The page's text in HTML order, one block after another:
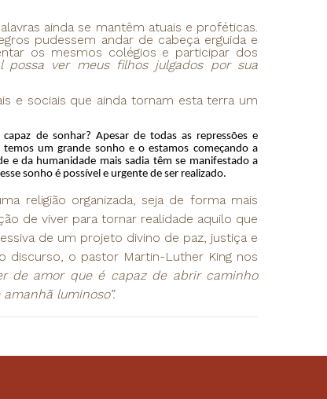
ainda se mantêm atuais e proféticas.
pudessem andar de cabeça erguida e
os mesmos colégios e participar dos
possa ver meus filhos julgados por sua
e sociais que ainda tornam esta terra um
de sonhar? Apesar de todas as repressões e
um grande sonho e o estamos começando a
e da humanidade mais sadia têm se manifestado a
sonho é possível e urgente de ser realizado.
organizada, seja de forma mais
de viver para tornar realidade aquilo que
de um projeto divino de paz, justiça e
discurso, o pastor Martin-Luther King nos
de amor que é capaz de abrir caminho
luminoso”.